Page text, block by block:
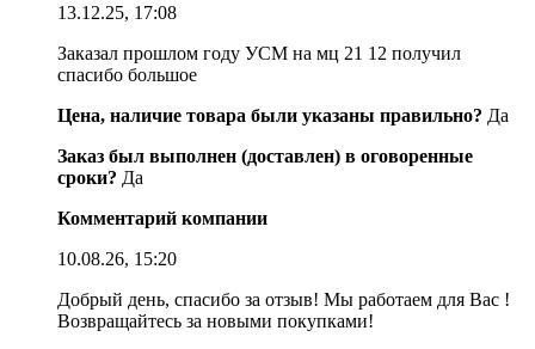
13.12.25, 17:08
Заказал прошлом году УСМ на мц 21 12 получил
спасибо большое
Цена, наличие товара были указаны правильно? Да
Заказ был выполнен (доставлен) в оговоренные
сроки? Да
Комментарий компании
10.08.26, 15:20
Добрый день, спасибо за отзыв! Мы работаем для Вас !
Возвращайтесь за новыми покупками!